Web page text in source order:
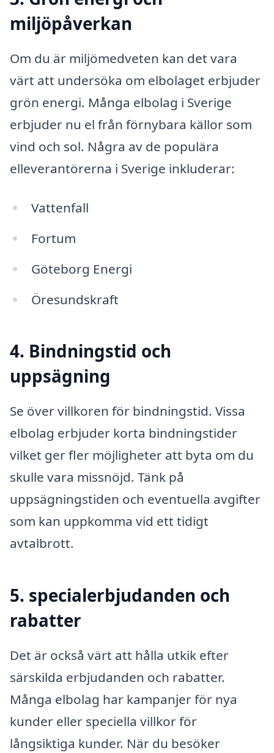
miljöpåverkan
Om du är miljömedveten kan det vara
värt att undersöka om elbolaget erbjuder
grön energi. Många elbolag i Sverige
erbjuder nu el från förnybara källor som
vind och sol. Några av de populära
elleverantörerna i Sverige inkluderar:
Vattenfall
Fortum
Göteborg Energi
Öresundskraft
4. Bindningstid och
uppsägning
Se över villkoren för bindningstid. Vissa
elbolag erbjuder korta bindningstider
vilket ger fler möjligheter att byta om du
skulle vara missnöjd. Tänk på
uppsägningstiden och eventuella avgifter
som kan uppkomma vid ett tidigt
avtalbrott.
5. specialerbjudanden och
rabatter
Det är också värt att hålla utkik efter
särskilda erbjudanden och rabatter.
Många elbolag har kampanjer för nya
kunder eller speciella villkor för
långsiktiga kunder. När du besöker